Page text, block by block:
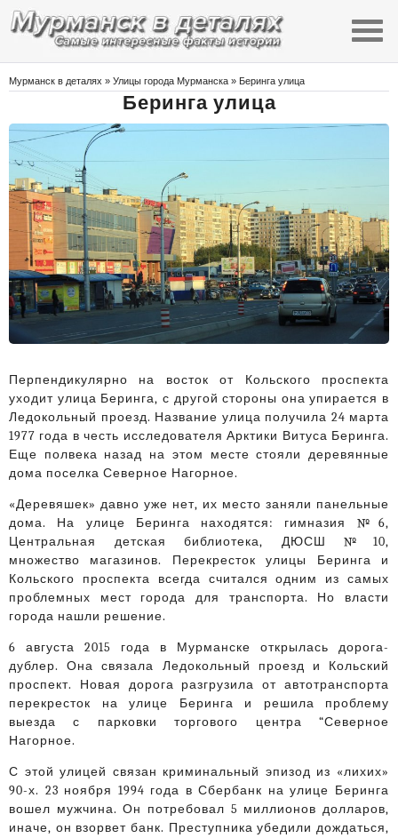
Мурманск в деталях » Улицы города Мурманска » Беринга улица
Беринга улица
Перпендикулярно на восток от Кольского проспекта
уходит улица Беринга, с другой стороны она упирается в
Ледокольный проезд. Название улица получила 24 марта
1977 года в честь исследователя Арктики Витуса Беринга.
Еще полвека назад на этом месте стояли деревянные
дома поселка Северное Нагорное.
«Деревяшек» давно уже нет, их место заняли панельные
дома. На улице Беринга находятся: гимназия №6,
Центральная детская библиотека, ДЮСШ №10,
множество магазинов. Перекресток улицы Беринга и
Кольского проспекта всегда считался одним из самых
проблемных мест города для транспорта. Но власти
города нашли решение.
6 августа 2015 года в Мурманске открылась дорога-
дублер. Она связала Ледокольный проезд и Кольский
проспект. Новая дорога разгрузила от автотранспорта
перекресток на улице Беринга и решила проблему
выезда с парковки торгового центра “Северное
Нагорное.
С этой улицей связан криминальный эпизод из «лихих»
90-х. 23 ноября 1994 года в Сбербанк на улице Беринга
вошел мужчина. Он потребовал 5 миллионов долларов,
иначе, он взорвет банк. Преступника убедили дождаться,